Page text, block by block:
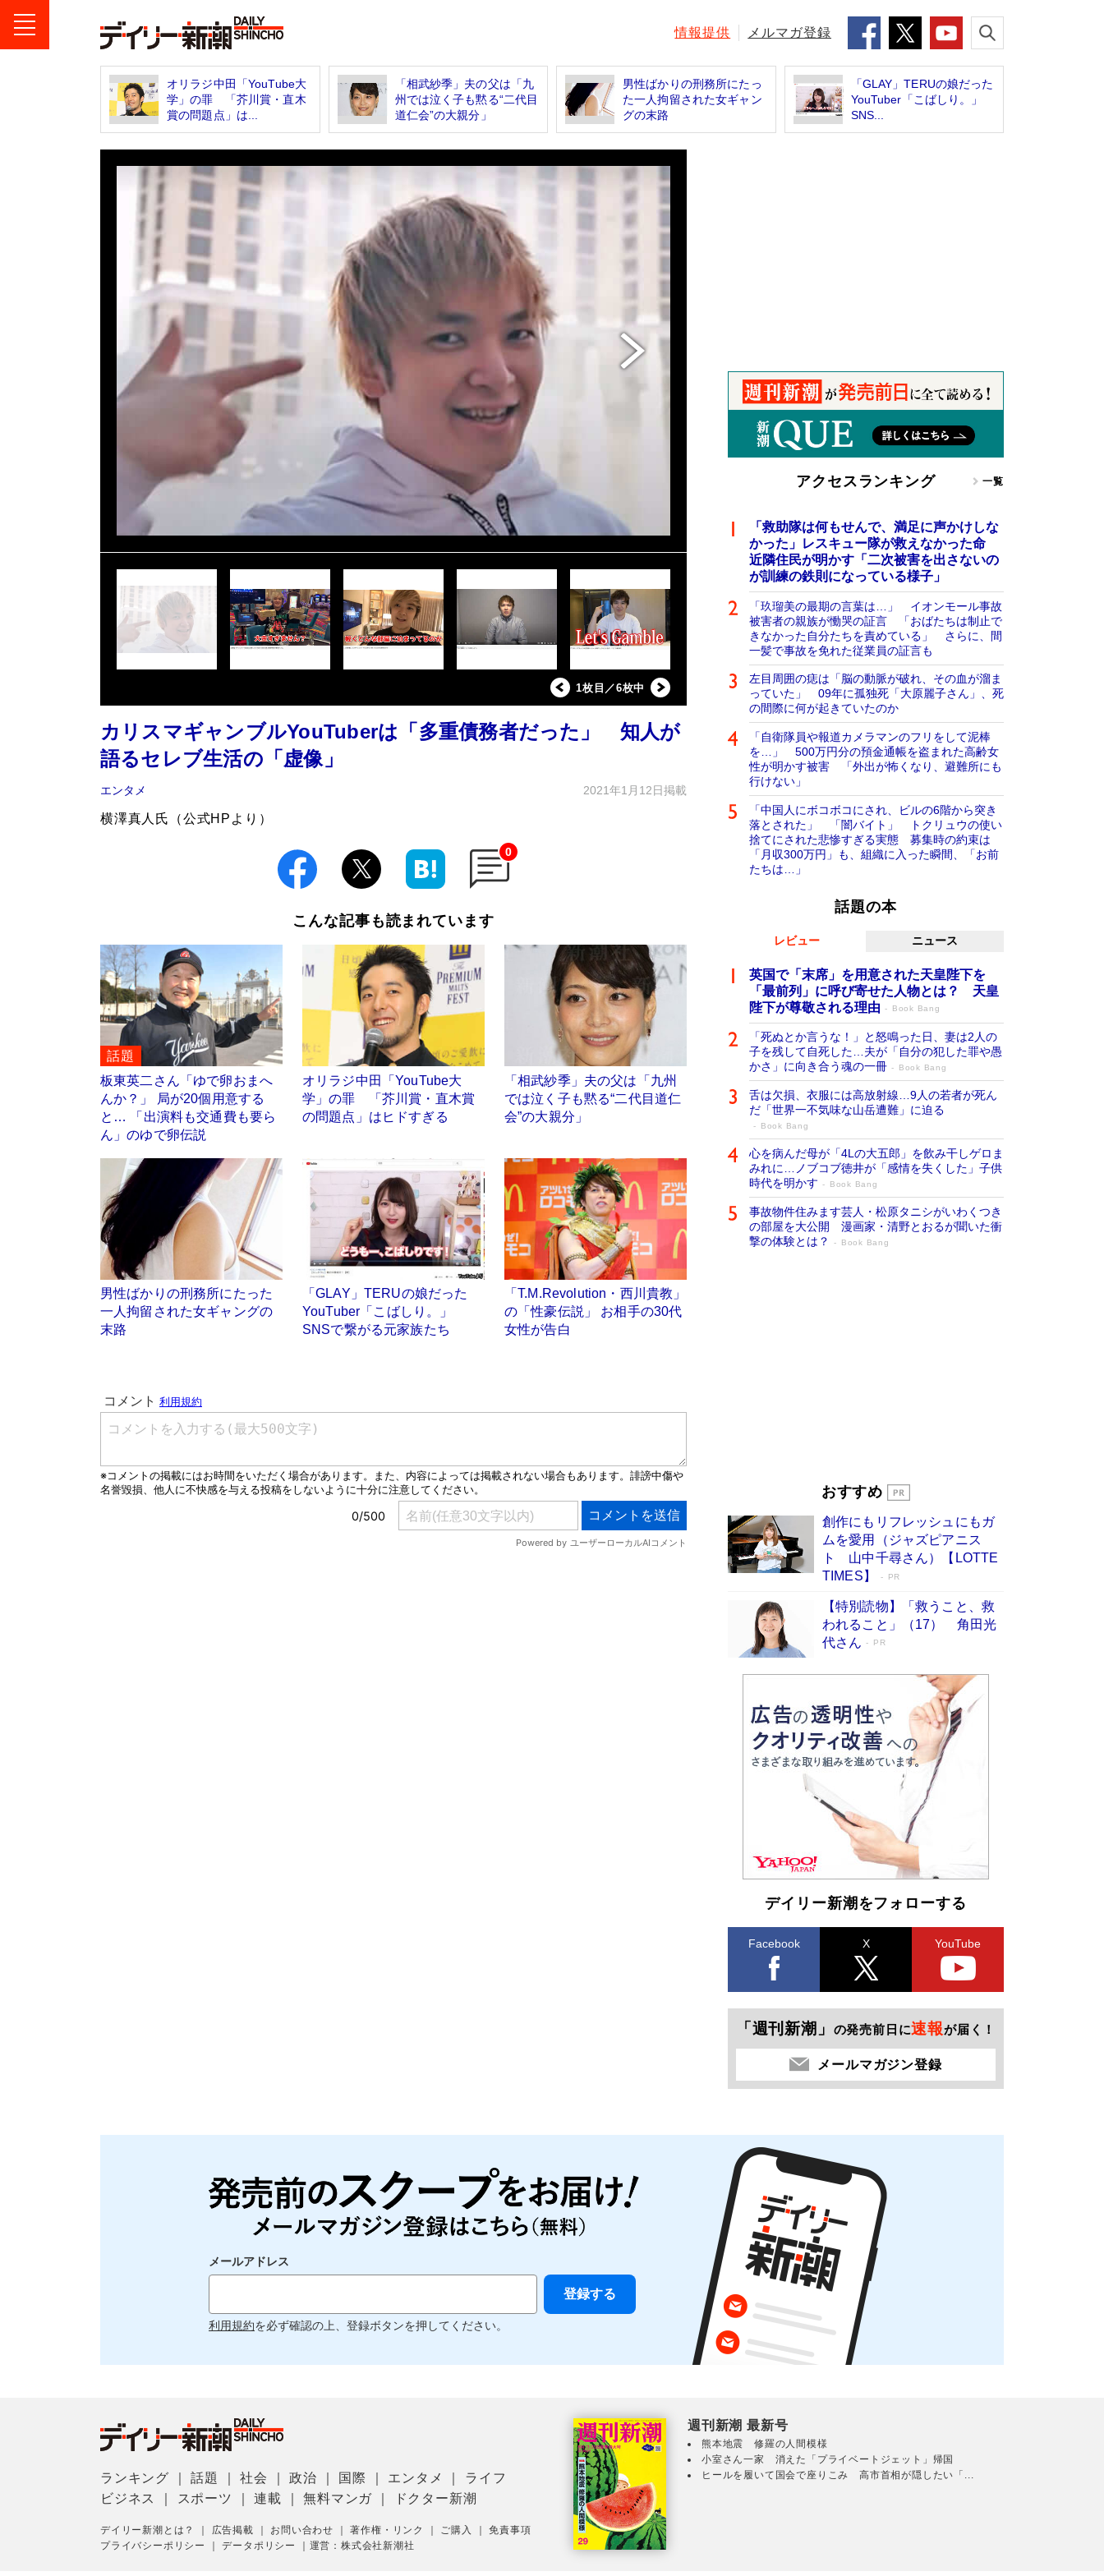
情報提供 メルマガ登録
オリラジ中田「YouTube大
学」の罪 「芥川賞・直木
賞の問題点」は...
「相武紗季」夫の父は「九
州では泣く子も黙る“二代目
道仁会”の大親分」
男性ばかりの刑務所にたっ
た一人拘留された女ギャン
グの末路
「GLAY」TERUの娘だった
YouTuber「こばしり。」
SNS...
1枚目／6枚中
カリスマギャンブルYouTuberは「多重債務者だった」 知人が
語るセレブ生活の「虚像」
エンタメ 2021年1月12日掲載
横澤真人氏（公式HPより）
0
こんな記事も読まれています
話題
板東英二さん「ゆで卵おまへ
んか？」 局が20個用意する
と… 「出演料も交通費も要ら
ん」のゆで卵伝説
オリラジ中田「YouTube大
学」の罪 「芥川賞・直木賞
の問題点」はヒドすぎる
「相武紗季」夫の父は「九州
では泣く子も黙る“二代目道仁
会”の大親分」
男性ばかりの刑務所にたった
一人拘留された女ギャングの
末路
「GLAY」TERUの娘だった
YouTuber「こばしり。」
SNSで繋がる元家族たち
「T.M.Revolution・西川貴教」
の「性豪伝説」 お相手の30代
女性が告白
アクセスランキング 一覧
「救助隊は何もせんで、満足に声かけしな
かった」レスキュー隊が救えなかった命
近隣住民が明かす「二次被害を出さないの
が訓練の鉄則になっている様子」
「玖瑠美の最期の言葉は…」 イオンモール事故
被害者の親族が慟哭の証言 「おばたちは制止で
きなかった自分たちを責めている」 さらに、間
一髪で事故を免れた従業員の証言も
左目周囲の痣は「脳の動脈が破れ、その血が溜ま
っていた」 09年に孤独死「大原麗子さん」、死
の間際に何が起きていたのか
「自衛隊員や報道カメラマンのフリをして泥棒
を…」 500万円分の預金通帳を盗まれた高齢女
性が明かす被害 「外出が怖くなり、避難所にも
行けない」
「中国人にボコボコにされ、ビルの6階から突き
落とされた」 「闇バイト」 トクリュウの使い
捨てにされた悲惨すぎる実態 募集時の約束は
「月収300万円」も、組織に入った瞬間、「お前
たちは…」
話題の本
レビュー ニュース
英国で「末席」を用意された天皇陛下を
「最前列」に呼び寄せた人物とは？ 天皇
陛下が尊敬される理由
Book Bang
「死ぬとか言うな！」と怒鳴った日、妻は2人の
子を残して自死した…夫が「自分の犯した罪や愚
かさ」に向き合う魂の一冊
Book Bang
舌は欠損、衣服には高放射線…9人の若者が死ん
だ「世界一不気味な山岳遭難」に迫る
Book Bang
心を病んだ母が「4Lの大五郎」を飲み干しゲロま
みれに…ノブコブ徳井が「感情を失くした」子供
時代を明かす
Book Bang
事故物件住みます芸人・松原タニシがいわくつき
の部屋を大公開 漫画家・清野とおるが聞いた衝
撃の体験とは？
Book Bang
占 上半期1位にも選出［新書ベストセラー］
Book Bang
おすすめ
創作にもリフレッシュにもガ
ムを愛用（ジャズピアニス
ト 山中千尋さん）【LOTTE
TIMES】
PR
【特別読物】「救うこと、救
われること」（17） 角田光
代さん
PR
デイリー新潮をフォローする
Facebook X YouTube
「週刊新潮」 の発売前日に速報が届く！
メールマガジン登録
メールアドレス
利用規約を必ず確認の上、登録ボタンを押してください。
ランキング ｜話題 ｜社会 ｜政治 国際 エンタメ
ライフ
ビジネス
スポーツ ｜連載 ｜無料マンガ ドクター新潮
デイリー新潮とは？ 広告掲載 お問い合わせ ｜著作権・リンク ご購入 ｜免責事項
プライバシーポリシー
｜データポリシー 運営：株式会社新潮社
週刊新潮 最新号
熊本地震 修羅の人間模様
小室さん一家 消えた「プライベートジェット」帰国
ヒールを履いて国会で座りこみ 高市首相が隠したい「...